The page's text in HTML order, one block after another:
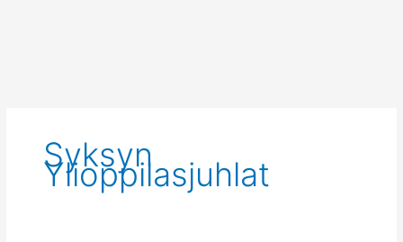
Syksyn
Ylioppilasjuhlat